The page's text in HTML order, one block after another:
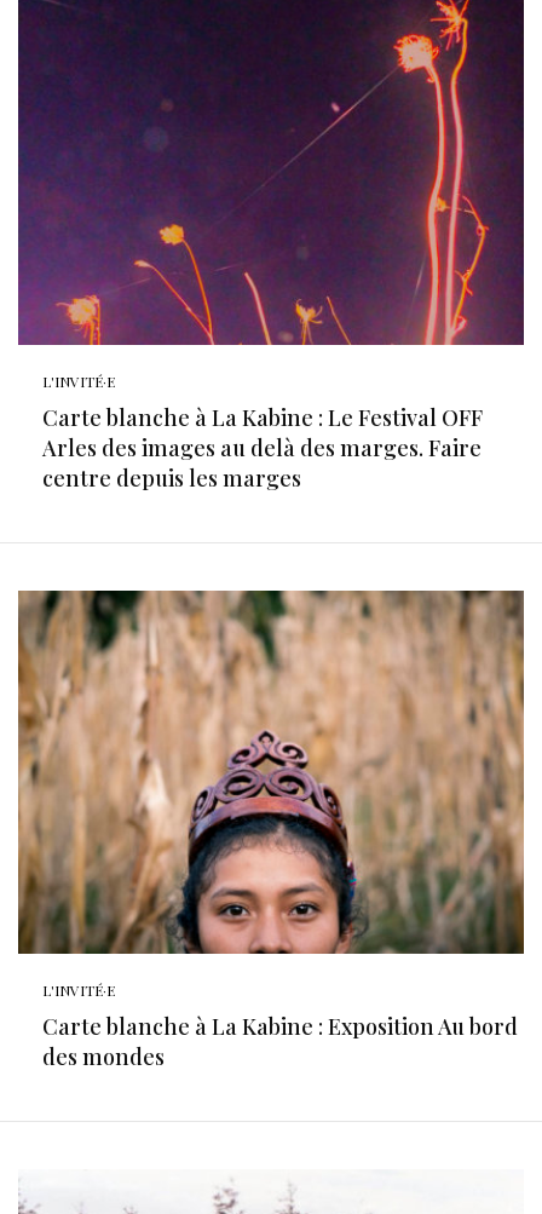
L'INVITÉ·E
Carte blanche à La Kabine : Le Festival OFF
Arles des images au delà des marges. Faire
centre depuis les marges
L'INVITÉ·E
Carte blanche à La Kabine : Exposition Au bord
des mondes